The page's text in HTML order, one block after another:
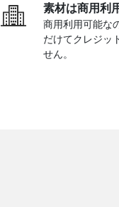
素材は商用利
商用利用可能な
だけてクレジッ
せん。